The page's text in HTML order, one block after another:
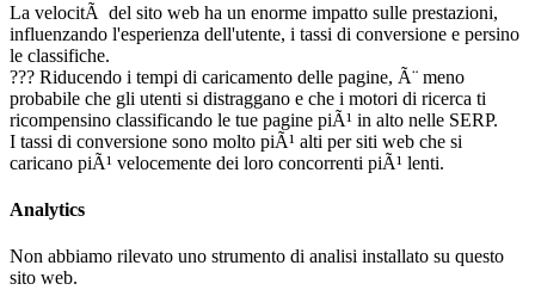
La velocitÃ del sito web ha un enorme impatto sulle prestazioni,
influenzando l'esperienza dell'utente, i tassi di conversione e persino
le classifiche.
??? Riducendo i tempi di caricamento delle pagine, Ã¨ meno
probabile che gli utenti si distraggano e che i motori di ricerca ti
ricompensino classificando le tue pagine piÃ¹ in alto nelle SERP.
I tassi di conversione sono molto piÃ¹ alti per siti web che si
caricano piÃ¹ velocemente dei loro concorrenti piÃ¹ lenti.
Analytics
Non abbiamo rilevato uno strumento di analisi installato su questo
sito web.